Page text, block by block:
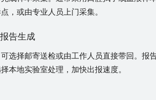
，或由专业人员上门采集。
告生成
选择邮寄送检或由工作人员直接带回。报
本地实验室处理，加快出报速度。